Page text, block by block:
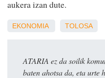
aukera izan dute.
EKONOMIA TOLOSA
ATARIA ez da soilik
baten ahotsa da, eta urte